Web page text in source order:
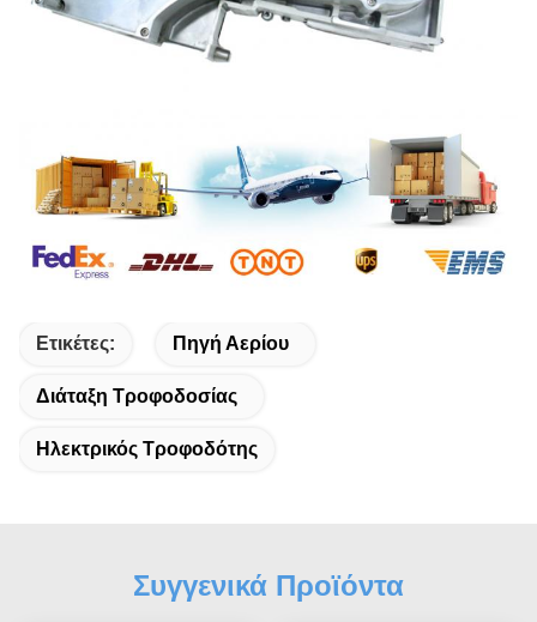
Ετικέτες: Πηγή Αερίου
Διάταξη Τροφοδοσίας
Ηλεκτρικός Τροφοδότης
Συγγενικά Προϊόντα